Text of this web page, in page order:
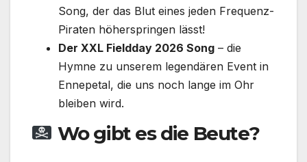
Song, der das Blut eines jeden Frequenz-
Piraten höherspringen lässt!
Der XXL Fieldday 2026 Song – die
Hymne zu unserem legendären Event in
Ennepetal, die uns noch lange im Ohr
bleiben wird.
Wo gibt es die Beute?